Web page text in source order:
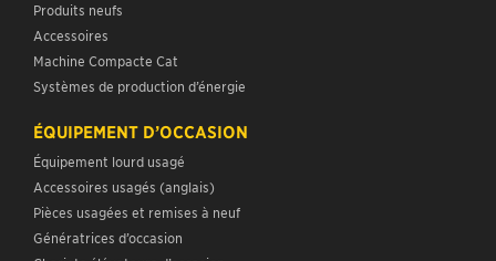
Produits neufs
Accessoires
Machine Compacte Cat
Systèmes de production d’énergie
ÉQUIPEMENT D’OCCASION
Équipement lourd usagé
Accessoires usagés (anglais)
Pièces usagées et remises à neuf
Génératrices d’occasion